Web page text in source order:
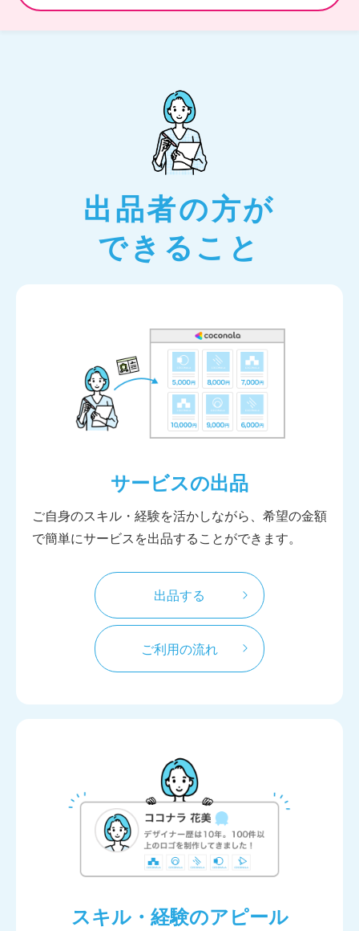
出品者の方が
できること
サービスの出品
ご自身のスキル・経験を活かしながら、希望の金額
で簡単にサービスを出品することができます。
出品する
ご利用の流れ
スキル・経験のアピール